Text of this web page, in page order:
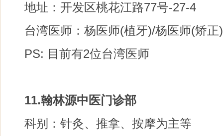
地址：开发区桃花江路77号-27-4
台湾医师：杨医师(植牙)/杨医师(矫正)
PS: 目前有2位台湾医师
11.翰林源中医门诊部
科别：针灸、推拿、按摩为主等